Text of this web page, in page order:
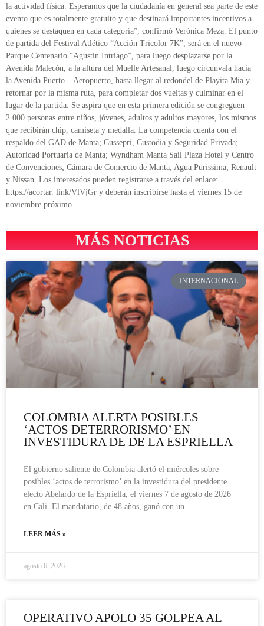
la actividad física. Esperamos que la ciudadanía en general sea parte de este
evento que es totalmente gratuito y que destinará importantes incentivos a
quienes se destaquen en cada categoría”, confirmó Verónica Meza. El punto
de partida del Festival Atlético “Acción Tricolor 7K”, será en el nuevo
Parque Centenario “Agustín Intriago”, para luego desplazarse por la
Avenida Malecón, a la altura del Muelle Artesanal, luego circunvala hacia
la Avenida Puerto – Aeropuerto, hasta llegar al redondel de Playita Mia y
retornar por la misma ruta, para completar dos vueltas y culminar en el
lugar de la partida. Se aspira que en esta primera edición se congreguen
2.000 personas entre niños, jóvenes, adultos y adultos mayores, los mismos
que recibirán chip, camiseta y medalla. La competencia cuenta con el
respaldo del GAD de Manta; Cussepri, Custodia y Seguridad Privada;
Autoridad Portuaria de Manta; Wyndham Manta Sail Plaza Hotel y Centro
de Convenciones; Cámara de Comercio de Manta; Agua Purissima; Renault
y Nissan. Los interesados pueden registrarse a través del enlace:
https://acortar. link/VlVjGr y deberán inscribirse hasta el viernes 15 de
noviembre próximo.
MÁS NOTICIAS
INTERNACIONAL
COLOMBIA ALERTA POSIBLES
‘ACTOS DETERRORISMO’ EN
INVESTIDURA DE DE LA ESPRIELLA
El gobierno saliente de Colombia alertó el miércoles sobre
posibles ‘actos de terrorismo’ en la investidura del presidente
electo Abelardo de la Espriella, el viernes 7 de agosto de 2026
en Cali. El mandatario, de 48 años, ganó con un
LEER MÁS »
agosto 6, 2026
OPERATIVO APOLO 35 GOLPEA AL